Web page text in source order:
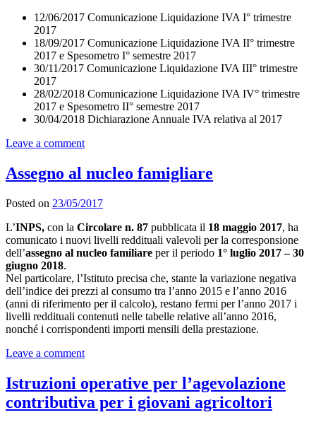
12/06/2017 Comunicazione Liquidazione IVA I° trimestre
2017
18/09/2017 Comunicazione Liquidazione IVA II° trimestre
2017 e Spesometro I° semestre 2017
30/11/2017 Comunicazione Liquidazione IVA III° trimestre
2017
28/02/2018 Comunicazione Liquidazione IVA IV° trimestre
2017 e Spesometro II° semestre 2017
30/04/2018 Dichiarazione Annuale IVA relativa al 2017
Leave a comment
Assegno al nucleo famigliare
Posted on 23/05/2017
L’INPS, con la Circolare n. 87 pubblicata il 18 maggio 2017, ha
comunicato i nuovi livelli reddituali valevoli per la corresponsione
dell’assegno al nucleo familiare per il periodo 1° luglio 2017 – 30
giugno 2018.
Nel particolare, l’Istituto precisa che, stante la variazione negativa
dell’indice dei prezzi al consumo tra l’anno 2015 e l’anno 2016
(anni di riferimento per il calcolo), restano fermi per l’anno 2017 i
livelli reddituali contenuti nelle tabelle relative all’anno 2016,
nonché i corrispondenti importi mensili della prestazione.
Leave a comment
Istruzioni operative per l’agevolazione
contributiva per i giovani agricoltori